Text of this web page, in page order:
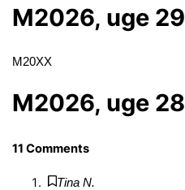
M2026, uge 29
M20XX
M2026, uge 28
11 Comments
Tina N.